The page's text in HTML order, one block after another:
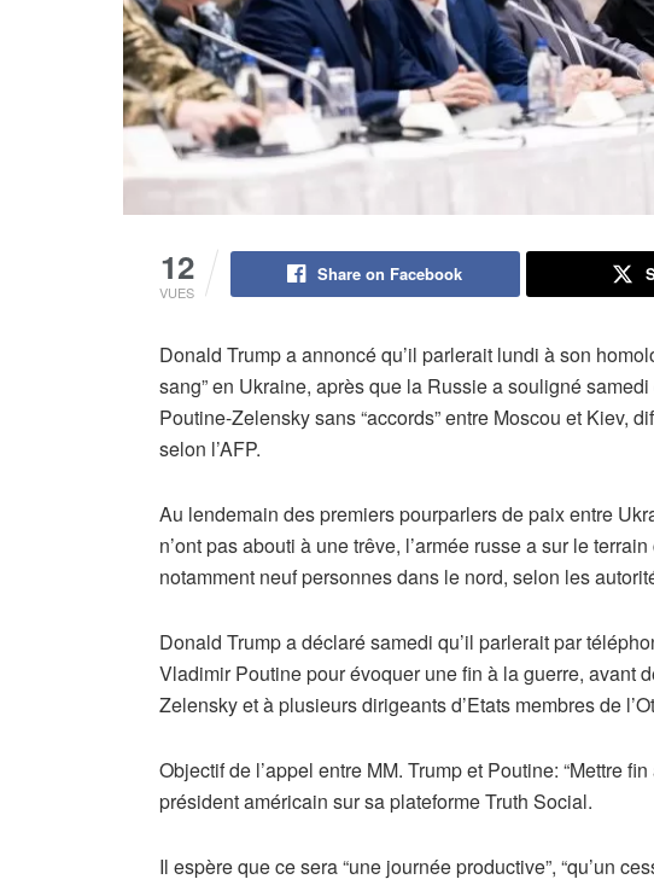
12
VUES
Share on Facebook
Donald Trump a annoncé qu’il parlerait lundi à son
sang” en Ukraine, après que la Russie a souligné samedi
Poutine-Zelensky sans “accords” entre Moscou et Kiev,
selon l’AFP.
Au lendemain des premiers pourparlers de paix entre
n’ont pas abouti à une trêve, l’armée russe a sur le
notamment neuf personnes dans le nord, selon les
Donald Trump a déclaré samedi qu’il parlerait par
Vladimir Poutine pour évoquer une fin à la guerre, avant
Zelensky et à plusieurs dirigeants d’Etats membres de
Objectif de l’appel entre MM. Trump et Poutine: “Mettre
président américain sur sa plateforme Truth Social.
Il espère que ce sera “une journée productive”, “qu’un